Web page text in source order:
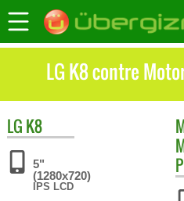
LG K8 contre
LG K8
5"
(1280x720)
IPS LCD